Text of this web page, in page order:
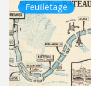
Feuilletage